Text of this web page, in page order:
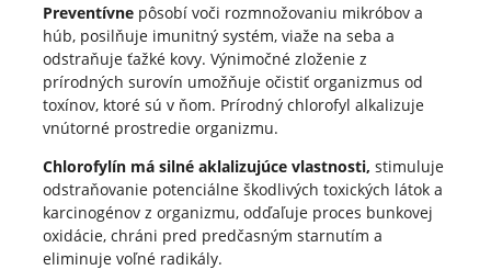
Preventívne pôsobí voči rozmnožovaniu mikróbov a
húb, posilňuje imunitný systém, viaže na seba a
odstraňuje ťažké kovy. Výnimočné zloženie z
prírodných surovín umožňuje očistiť organizmus od
toxínov, ktoré sú v ňom. Prírodný chlorofyl alkalizuje
vnútorné prostredie organizmu.
Chlorofylín má silné aklalizujúce vlastnosti, stimuluje
odstraňovanie potenciálne škodlivých toxických látok a
karcinogénov z organizmu, odďaľuje proces bunkovej
oxidácie, chráni pred predčasným starnutím a
eliminuje voľné radikály.